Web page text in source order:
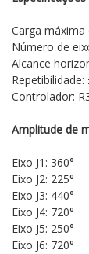
Carga
Número de
Alcance
Controlador:
Amplitude de
Eixo J1: 360°
Eixo J2: 225°
Eixo J3: 440°
Eixo J4: 720°
Eixo J5: 250°
Eixo J6: 720°